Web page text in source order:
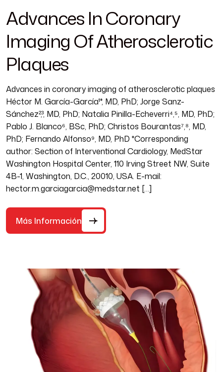
Advances In Coronary
Imaging Of Atherosclerotic
Plaques
Advances in coronary imaging of atherosclerotic plaques
Héctor M. García-García¹*, MD, PhD; Jorge Sanz-
Sánchez²,³, MD, PhD; Natalia Pinilla-Echeverri⁴,⁵, MD, PhD;
Pablo J. Blanco⁶, BSc, PhD; Christos Bourantas⁷,⁸, MD,
PhD; Fernando Alfonso⁹, MD, PhD *Corresponding
author: Section of Interventional Cardiology, MedStar
Washington Hospital Center, 110 Irving Street NW, Suite
4B-1, Washington, D.C., 20010, USA. E-mail:
hector.m.garciagarcia@medstar.net […]
Más Información